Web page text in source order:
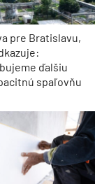
pre Bratislavu,
ďalšiu
spaľovňu